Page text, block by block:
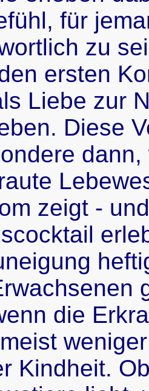
für
zu
ersten
Liebe zur
Diese
zeigt -
die
Kindheit.